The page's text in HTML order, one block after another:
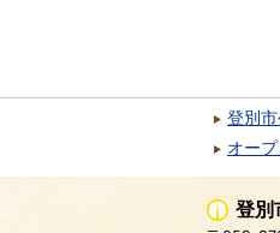
登別
オー
登別